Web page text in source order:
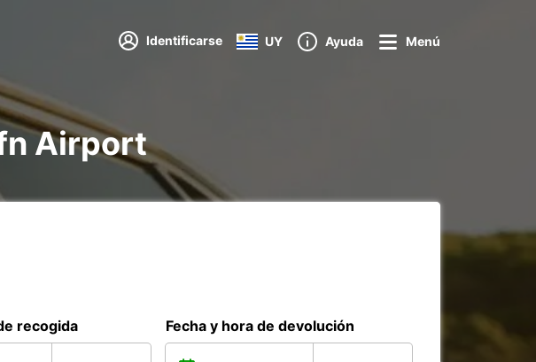
Identificarse UY Ayuda Menú
Airport
recogida Fecha y hora de devolución